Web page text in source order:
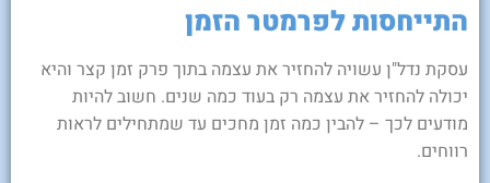
התייחסות לפרמטר הזמן
עסקת נדל"ן עשויה להחזיר את עצמה בתוך פרק זמן קצר והיא
יכולה להחזיר את עצמה רק בעוד כמה שנים. חשוב להיות
מודעים לכך – להבין כמה זמן מחכים עד שמתחילים לראות
רווחים.